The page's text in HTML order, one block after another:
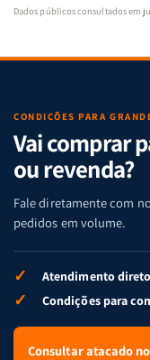
Dados públicos consultados em
CONDIÇÕES PARA
Vai comprar
ou revenda?
Fale diretamente com
pedidos em volume.
✓ Atendimento
✓ Condições para
Consultar atacado